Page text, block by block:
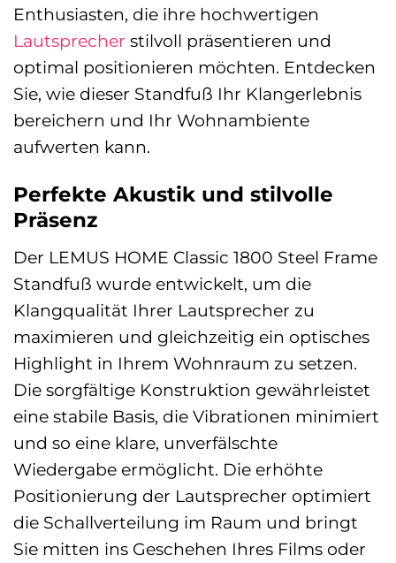
Enthusiasten, die ihre hochwertigen
Lautsprecher stilvoll präsentieren und
optimal positionieren möchten. Entdecken
Sie, wie dieser Standfuß Ihr Klangerlebnis
bereichern und Ihr Wohnambiente
aufwerten kann.
Perfekte Akustik und stilvolle
Präsenz
Der LEMUS HOME Classic 1800 Steel Frame
Standfuß wurde entwickelt, um die
Klangqualität Ihrer Lautsprecher zu
maximieren und gleichzeitig ein optisches
Highlight in Ihrem Wohnraum zu setzen.
Die sorgfältige Konstruktion gewährleistet
eine stabile Basis, die Vibrationen minimiert
und so eine klare, unverfälschte
Wiedergabe ermöglicht. Die erhöhte
Positionierung der Lautsprecher optimiert
die Schallverteilung im Raum und bringt
Sie mitten ins Geschehen Ihres Films oder